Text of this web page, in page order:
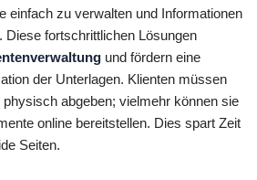
einfach zu verwalten und Informationen
fortschrittlichen Lösungen
und fördern eine
der Unterlagen. Klienten müssen
abgeben; vielmehr können sie
online bereitstellen. Dies spart Zeit
Seiten.